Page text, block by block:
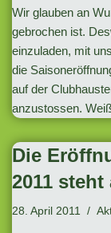
Wir glauben an
gebrochen ist.
einzuladen, mit
die
auf der
anzustossen.
Die
2011 steht
28. April 2011